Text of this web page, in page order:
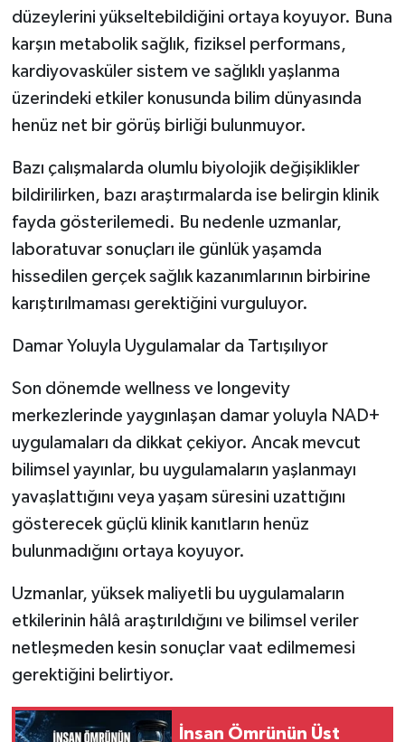
düzeylerini yükseltebildiğini ortaya koyuyor. Buna
karşın metabolik sağlık, fiziksel performans,
kardiyovasküler sistem ve sağlıklı yaşlanma
üzerindeki etkiler konusunda bilim dünyasında
henüz net bir görüş birliği bulunmuyor.
Bazı çalışmalarda olumlu biyolojik değişiklikler
bildirilirken, bazı araştırmalarda ise belirgin klinik
fayda gösterilemedi. Bu nedenle uzmanlar,
laboratuvar sonuçları ile günlük yaşamda
hissedilen gerçek sağlık kazanımlarının birbirine
karıştırılmaması gerektiğini vurguluyor.
Damar Yoluyla Uygulamalar da Tartışılıyor
Son dönemde wellness ve longevity
merkezlerinde yaygınlaşan damar yoluyla NAD+
uygulamaları da dikkat çekiyor. Ancak mevcut
bilimsel yayınlar, bu uygulamaların yaşlanmayı
yavaşlattığını veya yaşam süresini uzattığını
gösterecek güçlü klinik kanıtların henüz
bulunmadığını ortaya koyuyor.
Uzmanlar, yüksek maliyetli bu uygulamaların
etkilerinin hâlâ araştırıldığını ve bilimsel veriler
netleşmeden kesin sonuçlar vaat edilmemesi
gerektiğini belirtiyor.
İnsan Ömrünün Üst